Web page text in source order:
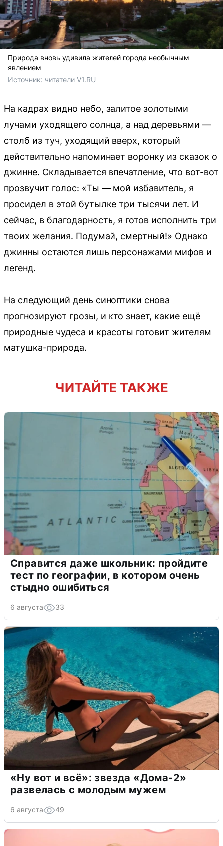
Природа вновь удивила жителей города необычным
явлением
Источник: читатели V1.RU
На кадрах видно небо, залитое золотыми
лучами уходящего солнца, а над деревьями —
столб из туч, уходящий вверх, который
действительно напоминает воронку из сказок о
джинне. Складывается впечатление, что вот-вот
прозвучит голос: «Ты — мой избавитель, я
просидел в этой бутылке три тысячи лет. И
сейчас, в благодарность, я готов исполнить три
твоих желания. Подумай, смертный!» Однако
джинны остаются лишь персонажами мифов и
легенд.
На следующий день синоптики снова
прогнозируют грозы, и кто знает, какие ещё
природные чудеса и красоты готовит жителям
матушка-природа.
ЧИТАЙТЕ ТАКЖЕ
Справится даже школьник: пройдите
тест по географии, в котором очень
стыдно ошибиться
6 августа 33
«Ну вот и всё»: звезда «Дома-2»
развелась с молодым мужем
6 августа 49